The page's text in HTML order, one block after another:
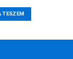
TESZEM